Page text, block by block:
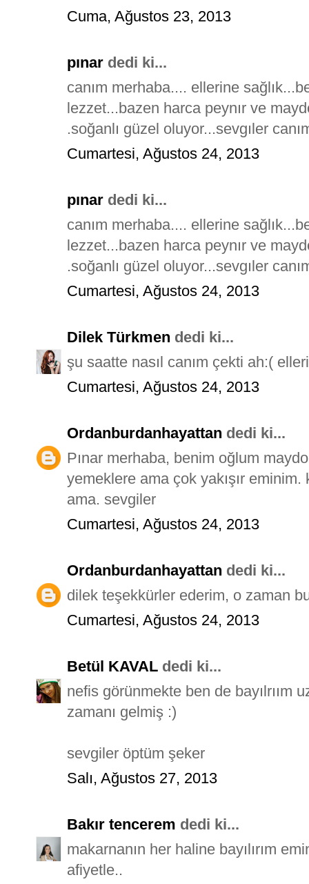
Cuma, Ağustos 23, 2013
pınar dedi ki...
canım merhaba.... ellerine
lezzet...bazen harca peynır ve
.soğanlı güzel oluyor...sevgıler
Cumartesi, Ağustos 24, 2013
pınar dedi ki...
canım merhaba.... ellerine
lezzet...bazen harca peynır ve
.soğanlı güzel oluyor...sevgıler
Cumartesi, Ağustos 24, 2013
Dilek Türkmen dedi ki...
şu saatte nasıl canım çekti ah:(
Cumartesi, Ağustos 24, 2013
Ordanburdanhayattan dedi ki...
Pınar merhaba, benim oğlum
yemeklere ama çok yakışır
ama. sevgiler
Cumartesi, Ağustos 24, 2013
Ordanburdanhayattan dedi ki...
dilek teşekkürler ederim, o zaman
Cumartesi, Ağustos 24, 2013
Betül KAVAL dedi ki...
nefis görünmekte ben de bayılrıım
zamanı gelmiş :)
sevgiler öptüm şeker
Salı, Ağustos 27, 2013
Bakır tencerem dedi ki...
makarnanın her haline bayılırım
afiyetle..